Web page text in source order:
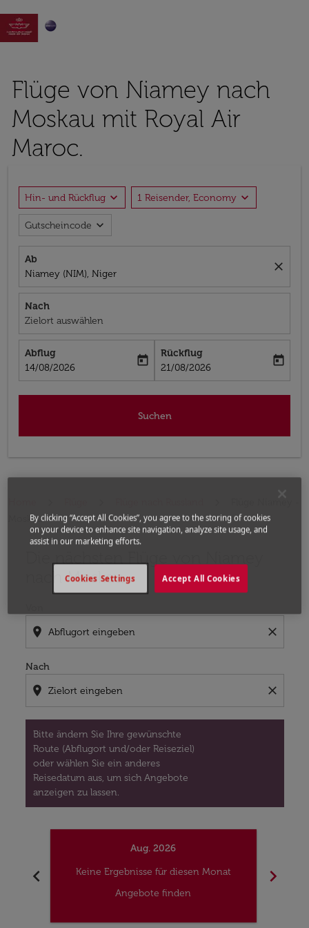

Flüge von Niamey nach
Moskau mit Royal Air
Maroc.
Hin- und Rückflug expand_more 1 Reisender, Economy expand_more
Gutscheincode expand_more
Ab
Niamey (NIM), Niger
close
Nach
Zielort auswählen
Abflug
fc-booking-departure-date-aria-label
14/08/2026
today
Rückflug
fc-booking-return-date-aria-label
21/08/2026
today
Suchen
Moskau
Die nächsten Flüge von Niamey
nach Moskau
location_on close
Nach
location_on close
Bitte ändern Sie Ihre gewünschte
Route (Abflugort und/oder Reiseziel)
oder wählen Sie ein anderes
Reisedatum aus, um sich Angebote
anzeigen zu lassen.
chevron_left
Aug. 2026
Keine Ergebnisse für diesen Monat
Angebote finden
chevron_right
By clicking “Accept All Cookies”, you agree to the storing of cookies
on your device to enhance site navigation, analyze site usage, and
assist in our marketing efforts.
Accept All Cookies
Cookies Settings